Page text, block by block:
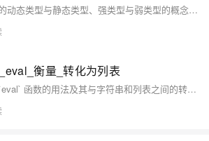
本文探讨了编程语言中的动态类型与静态类型、强类型与弱类型的概念。通过实例分析，如Python允许变量类型动态变化（如`age`从整型变为字符串），而C语言一旦声明变量类型则不可更改，体现了动态与静态类型的差异。此外，文章还对比了强类型（如Python，不允许隐式类型转换）和弱类型（如JavaScript，支持自动类型转换）的特点。最后总结指出，Python属于动态类型、强类型语言，对初学者友好但需注意类型混淆，并预告下期内容及提供学习资源链接。
衡量_转化为列表
本文探讨了 Python 中 `eval` 函数的用法及其与字符串和列表之间的转换关系。通过实例分析，展示了如何使用 `eval` 将字符串转化为对应的数据类型，例如将表示列表的字符串转回列表。同时，文章深入讲解了 `eval` 的工作机制，包括根据本地和全局变量对字符串进行计算的能力。此外，还提醒了命名变量时需避免覆盖内置类名（如 `str`、`int`、`list`）的重要性，以免影响程序正常运行。最后，简要提及字符串和列表索引中负数的应用，并为读者提供了进一步学习的资源链接。